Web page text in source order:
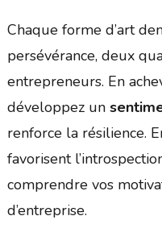
Chaque forme d’art
persévérance, deux
entrepreneurs. En
développez un
renforce la résilience.
favorisent
comprendre vos
d’entreprise.